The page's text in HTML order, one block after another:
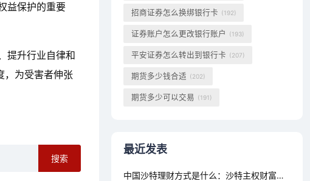
益保护的重要
提升行业自律和
，为受害者伸张
搜索
招商证券怎么换绑银行卡 (192)
证券账户怎么更改银行账户 (193)
平安证券怎么转出到银行卡 (207)
期货多少钱合适 (202)
期货多少可以交易 (191)
最近发表
中国沙特理财方式是什么：沙特主权财富基金 中国